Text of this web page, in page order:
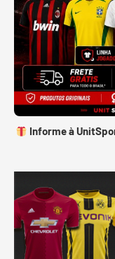
Informe à